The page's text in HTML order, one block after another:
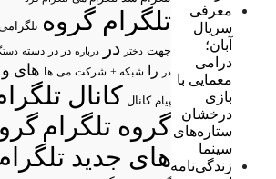
معرفی
سریال
آبان؛
درامی
معمایی با
بازی
درخشان
ستاره‌های
سینما
زندگی‌نامه
تلگرام گروه
جهت دختر در درباره در در دسته
در
را شبکه + شرکت می ها های و
پیام کانال کانال
گروه تلگرام
های جدید